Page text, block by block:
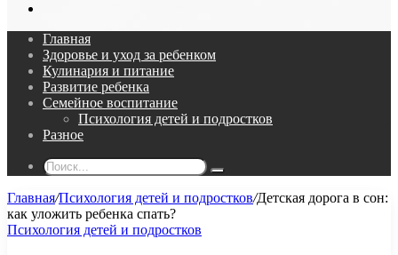
Главная
Здоровье и уход за ребенком
Кулинария и питание
Развитие ребенка
Семейное воспитание
Психология детей и подростков
Разное
Поиск...
Главная/Психология детей и подростков/Детская дорога в сон:
как уложить ребенка спать?
Психология детей и подростков